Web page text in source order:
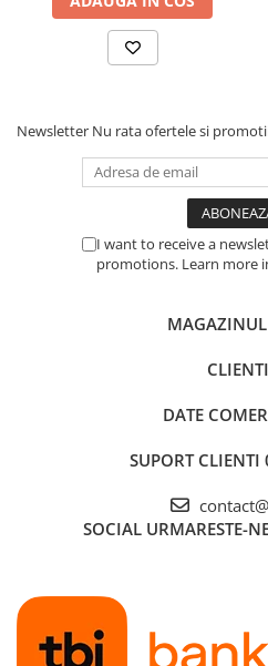
Procesoare Desktop
HDD Interne
SSD Externe
SSD Interne
Memorii RAM
Memorii Laptop
Ventilatoare & Sisteme de Răcire
Accesorii Stocare
Unități optice
accesoriile necesare pentru
și documentație.
Newsletter Nu rata ofertele si
I want to receive a
promotions. Learn more
CLIENTI
DATE
SUPORT CLIENTI
SOCIAL URMARESTE-